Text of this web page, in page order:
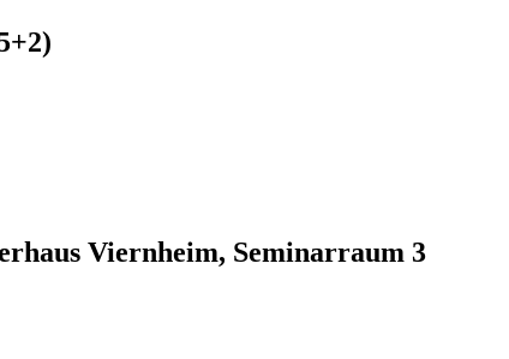
Viernheim, Seminarraum 3